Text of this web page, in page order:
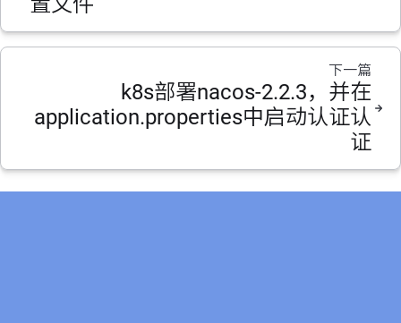
下一篇
k8s部署nacos-2.2.3，并在
application.properties中启动认证认
证